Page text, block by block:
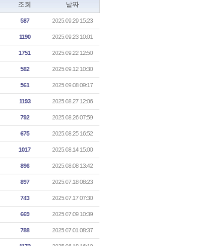
조회 날짜
587 2025.09.29 15:23
1190 2025.09.23 10:01
1751 2025.09.22 12:50
582 2025.09.12 10:30
561 2025.09.08 09:17
1193 2025.08.27 12:06
792 2025.08.26 07:59
675 2025.08.25 16:52
1017 2025.08.14 15:00
896 2025.08.08 13:42
897 2025.07.18 08:23
743 2025.07.17 07:30
669 2025.07.09 10:39
788 2025.07.01 08:37